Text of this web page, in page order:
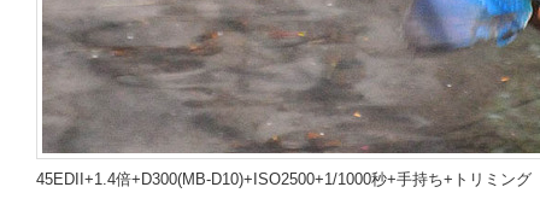
45EDII+1.4倍+D300(MB-D10)+ISO2500+1/1000秒+手持ち+トリミング